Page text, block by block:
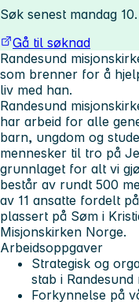
Søk senest mandag
Gå til søknad
Randesund
som brenner for å
liv med han.
Randesund
har arbeid for alle
barn, ungdom og
mennesker til tro på
grunnlaget for alt vi
består av rundt 500
av 11 ansatte fordelt
plassert på Søm i
Misjonskirken Norge.
Arbeidsoppgaver
Strategisk og
stab i Randesund
Forkynnelse på